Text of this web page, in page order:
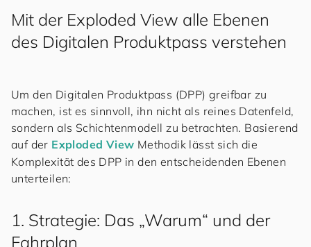
Mit der Exploded View alle Ebenen
des Digitalen Produktpass verstehen
Um den Digitalen Produktpass (DPP) greifbar zu
machen, ist es sinnvoll, ihn nicht als reines Datenfeld,
sondern als Schichtenmodell zu betrachten. Basierend
auf der Exploded View Methodik lässt sich die
Komplexität des DPP in den entscheidenden Ebenen
unterteilen:
1. Strategie: Das „Warum“ und der
Fahrplan